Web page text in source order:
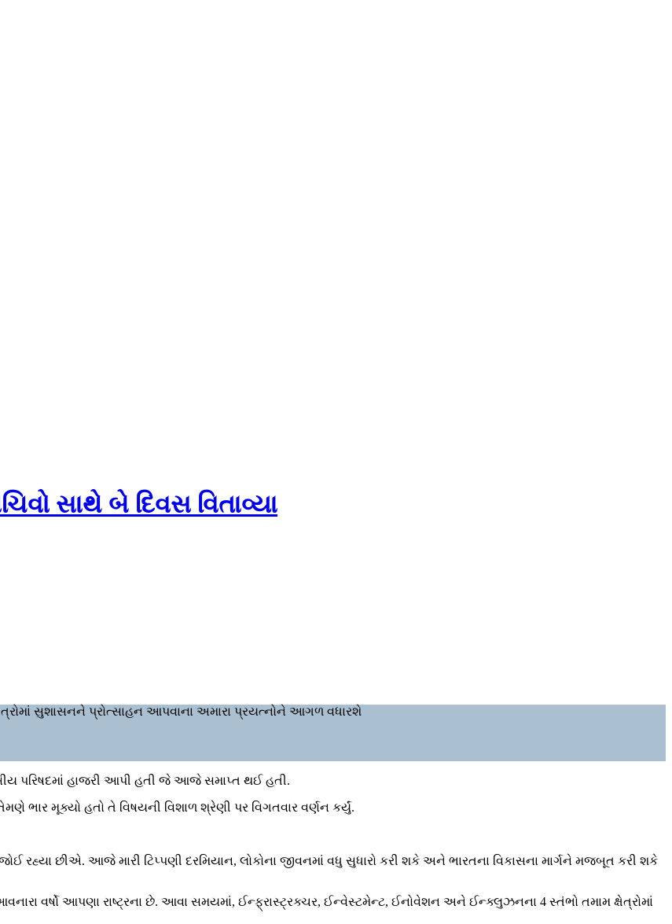
સાથે બે દિવસ વિતાવ્યા
સુશાસનને પ્રોત્સાહન આપવાના અમારા પ્રયત્નોને આગળ વધારશે
પરિષદમાં હાજરી આપી હતી જે આજે સમાપ્ત થઈ હતી.
ભાર મૂક્યો હતો તે વિષયની વિશાળ શ્રેણી પર વિગતવાર વર્ણન કર્યું.
રહ્યા છીએ. આજે મારી ટિપ્પણી દરમિયાન, લોકોના જીવનમાં વધુ સુધારો કરી શકે અને ભારતના વિકાસના માર્ગને મજબૂત કરી શકે
વર્ષો આપણા રાષ્ટ્રના છે. આવા સમયમાં, ઈન્ફ્રાસ્ટ્રક્ચર, ઈન્વેસ્ટમેન્ટ, ઈનોવેશન અને ઈન્ક્લુઝનના 4 સ્તંભો તમામ ક્ષેત્રોમાં